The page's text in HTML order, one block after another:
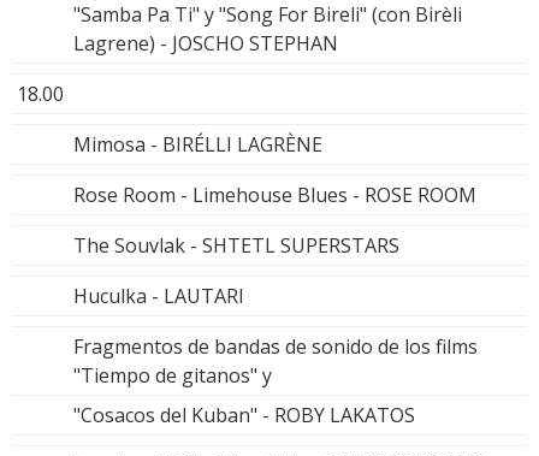
"Samba Pa Ti" y "Song For Bireli" (con Birèli
Lagrene) - JOSCHO STEPHAN
18.00
Mimosa - BIRÉLLI LAGRÈNE
Rose Room - Limehouse Blues - ROSE ROOM
The Souvlak - SHTETL SUPERSTARS
Huculka - LAUTARI
Fragmentos de bandas de sonido de los films
"Tiempo de gitanos" y
"Cosacos del Kuban" - ROBY LAKATOS